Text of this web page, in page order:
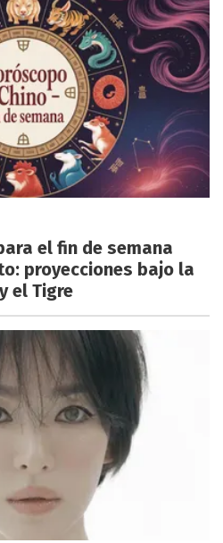
el fin de semana
proyecciones bajo la
el Tigre